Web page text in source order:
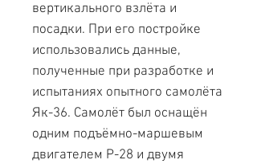
вертикального взлёта и
посадки. При его постройке
использовались данные,
полученные при разработке и
испытаниях опытного самолёта
Як-36. Самолёт был оснащён
одним подъёмно-маршевым
двигателем Р-28 и двумя